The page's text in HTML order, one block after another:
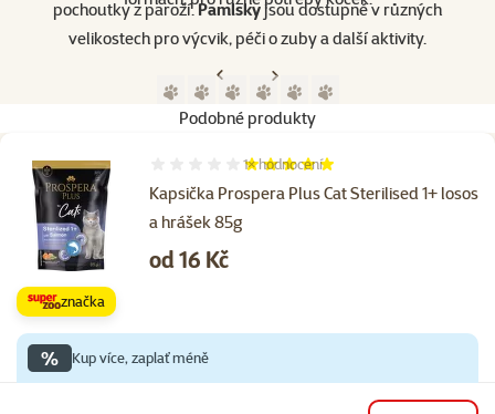
pochoutky z paroží.Pamlskyjsou dostupné v různých
velikostech pro výcvik, péči o zuby a další aktivity.​
Předchozí stranaNásledující strana
Přejít na stranu 1 Přejít na stranu 2
Podobné produkty
Kapsička Prospera Plus Cat Sterilised 1+ losos
a hrášek 85g
Hodnocení 100%, počet hodnocení: 1
1×hodnocení
Cena
od 16 Kč
značka
% Kup více, zaplať méně